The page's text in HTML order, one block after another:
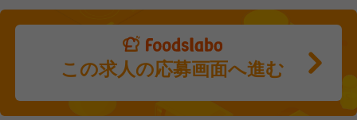
この求人の応募画面へ進む